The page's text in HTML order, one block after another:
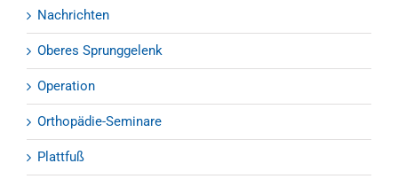
Nachrichten
Oberes Sprunggelenk
Operation
Orthopädie-Seminare
Plattfuß